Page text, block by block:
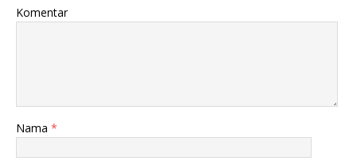
Komentar
Nama *